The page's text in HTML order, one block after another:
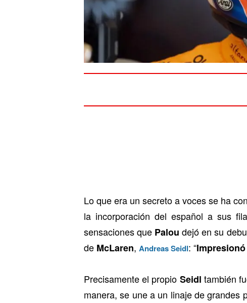
Lo que era un secreto a voces se ha
la incorporación del español a sus
sensaciones que Palou dejó en su
de McLaren, Andreas Seidl: “
Precisamente el propio Seidl también
manera, se une a un linaje de grandes